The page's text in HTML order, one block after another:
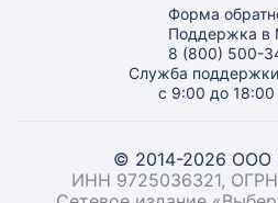
Форма
Поддержка в
8 (800) 500-
Служба
с 9:00 до
© 2014-2026 ООО
ИНН 9725036321,